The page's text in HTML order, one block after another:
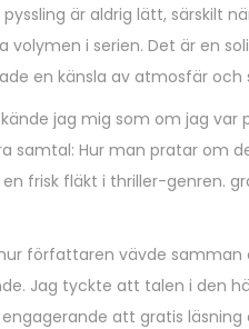
är aldrig lätt, särskilt
volymen i serien. Det är en
en känsla av atmosfär
jag mig som om jag
samtal: Hur man pratar om
frisk fläkt i thriller-genren.
författaren vävde samman
Jag tyckte att talen i den
att gratis